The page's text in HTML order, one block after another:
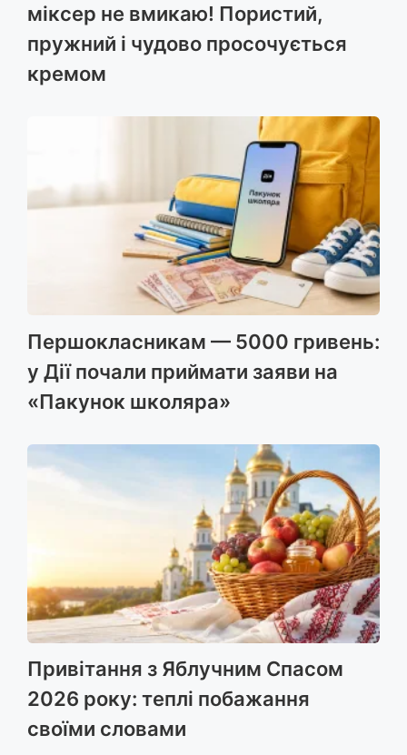
міксер не вмикаю! Пористий,
пружний і чудово просочується
кремом
Першокласникам — 5000 гривень:
у Дії почали приймати заяви на
«Пакунок школяра»
Привітання з Яблучним Спасом
2026 року: теплі побажання
своїми словами